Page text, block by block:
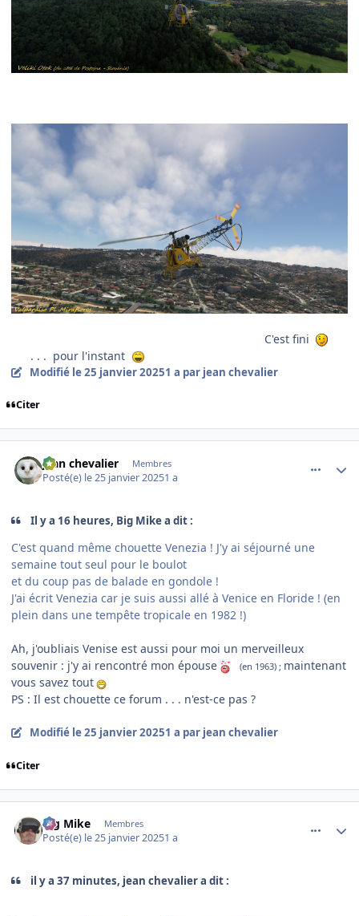
C'est fini
. . . pour l'instant
Modifié le 25 janvier 20251 a par jean chevalier
Citer
jean chevalier Membres
Posté(e) le 25 janvier 20251 a
Il y a 16 heures, Big Mike a dit :
C'est quand même chouette Venezia ! J'y ai séjourné une
semaine tout seul pour le boulot
et du coup pas de balade en gondole !
J'ai écrit Venezia car je suis aussi allé à Venice en Floride ! (en
plein dans une tempête tropicale en 1982 !)
Ah, j'oubliais Venise est aussi pour moi un merveilleux
souvenir : j'y ai rencontré mon épouse
(en 1963) ; maintenant
vous savez tout
PS : Il est chouette ce forum . . . n'est-ce pas ?
Modifié le 25 janvier 20251 a par jean chevalier
Citer
Big Mike Membres
Posté(e) le 25 janvier 20251 a
il y a 37 minutes, jean chevalier a dit :